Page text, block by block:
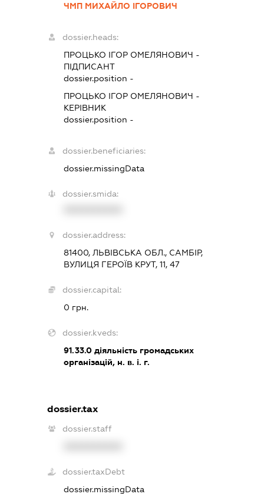
ЧМП МИХАЙЛО ІГОРОВИЧ
dossier.heads:
ПРОЦЬКО ІГОР ОМЕЛЯНОВИЧ -
ПІДПИСАНТ
dossier.position -
ПРОЦЬКО ІГОР ОМЕЛЯНОВИЧ -
КЕРІВНИК
dossier.position -
dossier.beneficiaries:
dossier.missingData
dossier.smida:
dossier.address:
81400, ЛЬВІВСЬКА ОБЛ., САМБІР,
ВУЛИЦЯ ГЕРОЇВ КРУТ, 11, 47
dossier.capital:
0 грн.
dossier.kveds:
91.33.0 діяльність громадських
організацій, н. в. і. г.
dossier.tax
dossier.staff
dossier.taxDebt
dossier.missingData